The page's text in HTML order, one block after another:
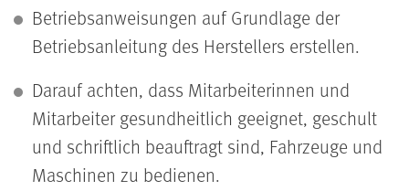
Betriebsanweisungen auf Grundlage der
Betriebsanleitung des Herstellers erstellen.
Darauf achten, dass Mitarbeiterinnen und
Mitarbeiter gesundheitlich geeignet, geschult
und schriftlich beauftragt sind, Fahrzeuge und
Maschinen zu bedienen.